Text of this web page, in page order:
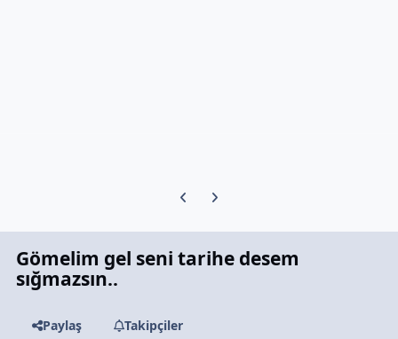
Previous carousel slide
Next carousel slide
Gömelim gel seni tarihe desem
sığmazsın..
Paylaş
Takipçiler